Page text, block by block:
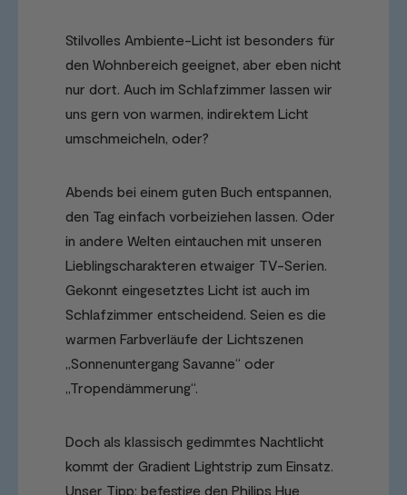
Stilvolles Ambiente-Licht ist besonders für
den Wohnbereich geeignet, aber eben nicht
nur dort. Auch im Schlafzimmer lassen wir
uns gern von warmen, indirektem Licht
umschmeicheln, oder?
Abends bei einem guten Buch entspannen,
den Tag einfach vorbeiziehen lassen. Oder
in andere Welten eintauchen mit unseren
Lieblingscharakteren etwaiger TV-Serien.
Gekonnt eingesetztes Licht ist auch im
Schlafzimmer entscheidend. Seien es die
warmen Farbverläufe der Lichtszenen
„Sonnenuntergang Savanne“ oder
„Tropendämmerung“.
Doch als klassisch gedimmtes Nachtlicht
kommt der Gradient Lightstrip zum Einsatz.
Unser Tipp: befestige den Philips Hue